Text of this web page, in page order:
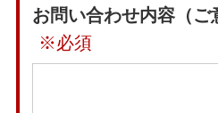
お問い合わせ内容（ご
※必須